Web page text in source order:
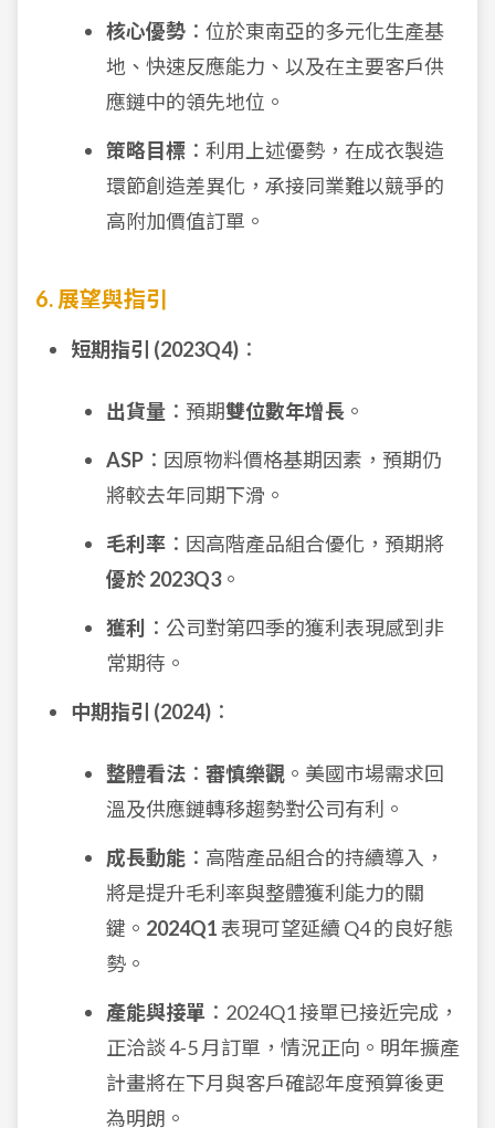
核心優勢 ：位於東南亞的多元化生產基
地、快速反應能力、以及在主要客戶供
應鏈中的領先地位。
策略目標 ：利用上述優勢，在成衣製造
環節創造差異化，承接同業難以競爭的
高附加價值訂單。
6. 展望與指引
短期指引 (2023Q4) ：
出貨量 ：預期雙位數年增長 。
ASP ：因原物料價格基期因素，預期仍
將較去年同期下滑。
毛利率 ：因高階產品組合優化，預期將
優於 2023Q3。
獲利
：公司對第四季的獲利表現感到非
常期待。
中期指引 (2024) ：
整體看法 ： 審慎樂觀 。美國市場需求回
溫及供應鏈轉移趨勢對公司有利。
成長動能 ：高階產品組合的持續導入，
將是提升毛利率與整體獲利能力的關
鍵。 2024Q1表現可望延續 Q4 的良好態
勢。
產能與接單 ：2024Q1 接單已接近完成，
正洽談 4-5 月訂單，情況正向。明年擴產
計畫將在下月與客戶確認年度預算後更
為明朗。